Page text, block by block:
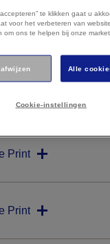
bekijkt.
Print
Print
te klikken gaat u
voor het verbeteren van
om ons te helpen bij onze
Alle
Cookie-instellingen